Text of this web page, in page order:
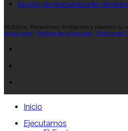
Seguro de respuesta ante
Multidisc. Reparamos, limpiamos y creamos su
Aviso Legal· Política de privacidad · Política de
Inicio
Ejecutamos